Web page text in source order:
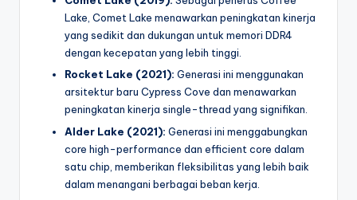
Lake, Comet Lake menawarkan peningkatan kinerja
yang sedikit dan dukungan untuk memori DDR4
dengan kecepatan yang lebih tinggi.
Rocket Lake (2021): Generasi ini menggunakan
arsitektur baru Cypress Cove dan menawarkan
peningkatan kinerja single-thread yang signifikan.
Alder Lake (2021): Generasi ini menggabungkan
core high-performance dan efficient core dalam
satu chip, memberikan fleksibilitas yang lebih baik
dalam menangani berbagai beban kerja.